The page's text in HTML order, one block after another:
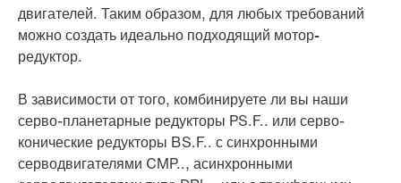
двигателей. Таким образом, для любых требований
можно создать идеально подходящий мотор-
редуктор.
В зависимости от того, комбинируете ли вы наши
серво-планетарные редукторы PS.F.. или серво-
конические редукторы BS.F.. с синхронными
серводвигателями CMP.., асинхронными